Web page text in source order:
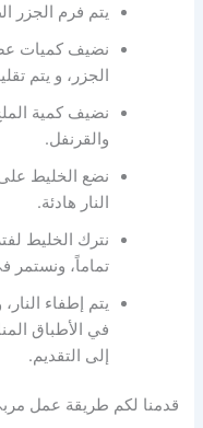
يتم فرم الجزر
نضيف كميات
الجزر، و يتم
نضيف كمية
والقرنفل.
نضع الخليط
النار هادئة.
نترك الخليط
تماماً، ونستمر
يتم إطفاء
في الأطباق
إلى التقديم.
قدمنا لكم طريقة عمل